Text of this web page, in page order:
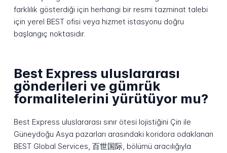
farklılık gösterdiği için herhangi bir resmi tazminat talebi
için yerel BEST ofisi veya hizmet istasyonu doğru
başlangıç noktasıdır.
Best Express uluslararası
gönderileri ve gümrük
formalitelerini yürütüyor mu?
Best Express uluslararası sınır ötesi lojistiğini Çin ile
Güneydoğu Asya pazarları arasındaki koridora odaklanan
BEST Global Services, 百世国际, bölümü aracılığıyla